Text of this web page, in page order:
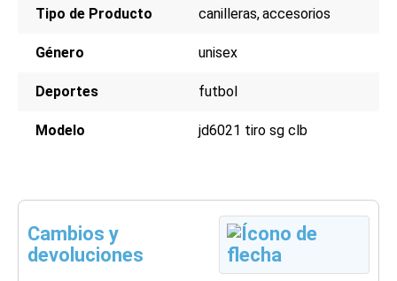
Tipo de Producto canilleras accesorios
Género unisex
Deportes futbol
Modelo jd6021 tiro sg clb
Cambios y
devoluciones